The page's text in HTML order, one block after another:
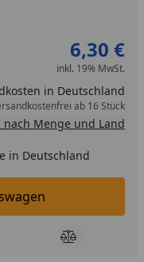
eingeben
um eins erhöhen
6,30 €
inkl. 19% MwSt.
in Deutschland
ab 16 Stück
nach Menge und Land
in Deutschland
Einkaufswagen legen
hinzufügenProdukt